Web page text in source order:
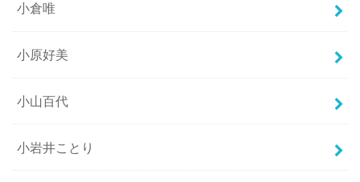
小倉唯
小原好美
小山百代
小岩井ことり